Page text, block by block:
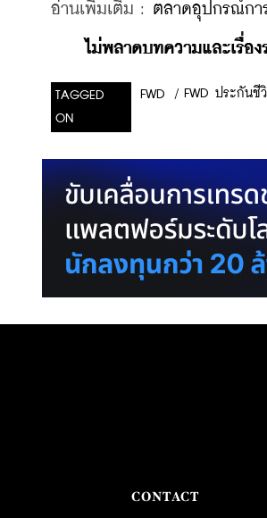
อ่านเพิ่มเติม : ตลาดอุปกรณ์กา
ไม่พลาดบทความและเรื่อ
TAGGED
ON
FWD / FWD ประกันชี
CONTACT